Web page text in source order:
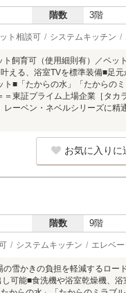
階数 3階
ト相談可 システムキッチン
飼育可（使用細則有）／ペッ
える、浴室TVを標準装備■足
■「たからの水」「たからの
東証プライム上場企業［タカ
ーベン・ネベルシリーズに精
お気に入りに
階数 9階
システムキッチン エレベ
雪かきの負担を軽減するロー
可能■食洗機や浴室乾燥機、